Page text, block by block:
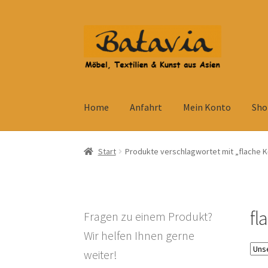
Navigation
springen
Zum
Inhalt
springen
Home Anfahrt Mein Konto
Start Accessoires Anfahrt
Wohnzimmertisch mit
Start Produkte verschlagwortet mit „flache
Fragen zu einem Produkt?
Wir helfen Ihnen gerne
weiter!